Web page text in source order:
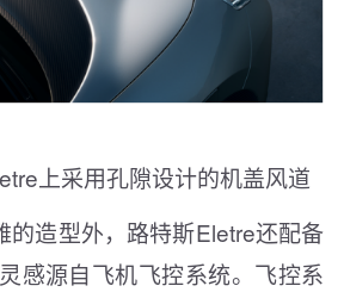
上采用孔隙设计的机盖风道
的造型外，路特斯Eletre还配备
感源自飞机飞控系统。飞控系